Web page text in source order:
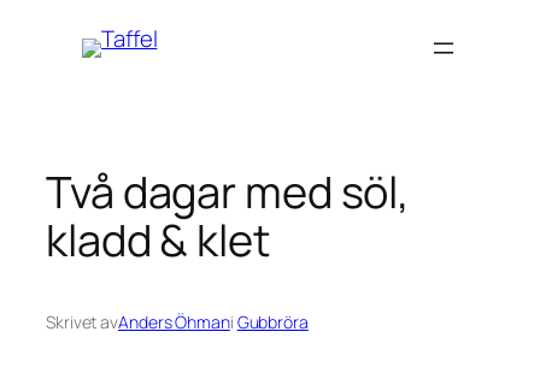
Två dagar med söl,
kladd & klet
Skrivet avAnders Öhmani Gubbröra